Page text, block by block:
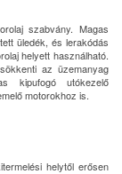
szabvány. Magas
üledék, és lerakódás
helyett használható.
az üzemanyag
kipufogó utókezelő
motorokhoz is.
helytől erősen